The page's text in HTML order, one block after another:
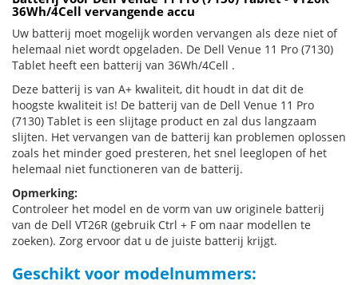
36Wh/4Cell vervangende accu
Uw batterij moet mogelijk worden vervangen als deze niet of
helemaal niet wordt opgeladen. De Dell Venue 11 Pro (7130)
Tablet heeft een batterij van 36Wh/4Cell .
Deze batterij is van A+ kwaliteit, dit houdt in dat dit de
hoogste kwaliteit is! De batterij van de Dell Venue 11 Pro
(7130) Tablet is een slijtage product en zal dus langzaam
slijten. Het vervangen van de batterij kan problemen oplossen
zoals het minder goed presteren, het snel leeglopen of het
helemaal niet functioneren van de batterij.
Opmerking:
Controleer het model en de vorm van uw originele batterij
van de Dell VT26R (gebruik Ctrl + F om naar modellen te
zoeken). Zorg ervoor dat u de juiste batterij krijgt.
Geschikt voor modelnummers: